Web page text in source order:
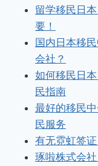
留学移民日
要！
国内日本移
会社？
如何移民日
民指南
最好的移民
民服务
有无霓虹签
琢啦株式会